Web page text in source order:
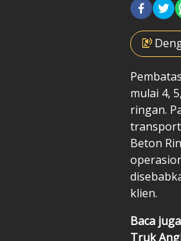
mulai 4,
ringan.
Beton
klien.
Baca
Truk